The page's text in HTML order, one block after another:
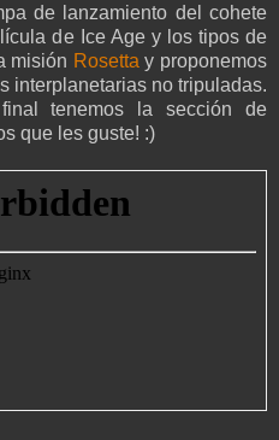
de lanzamiento del cohete
de Ice Age y los tipos de
misión Rosetta y proponemos
interplanetarias no tripuladas.
tenemos la sección de
que les guste! :)